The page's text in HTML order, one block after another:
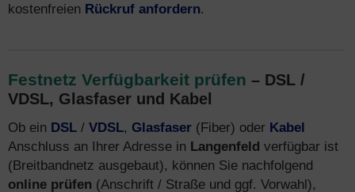
kostenfreien Rückruf anfordern.
Festnetz Verfügbarkeit prüfen – DSL /
VDSL, Glasfaser und Kabel
Ob ein DSL / VDSL, Glasfaser (Fiber) oder Kabel
Anschluss an Ihrer Adresse in Langenfeld verfügbar ist
(Breitbandnetz ausgebaut), können Sie nachfolgend
online prüfen (Anschrift / Straße und ggf. Vorwahl),